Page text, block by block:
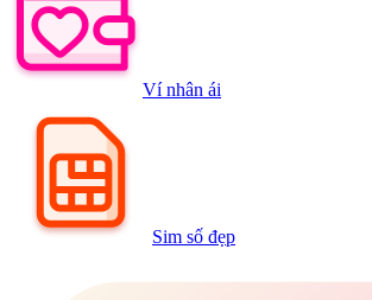
Ví nhân ái
Sim số đẹp